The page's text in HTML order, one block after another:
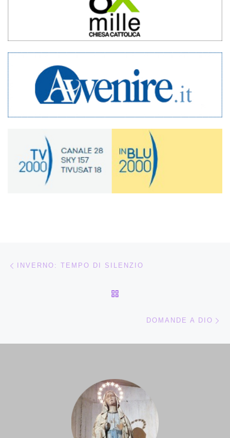
Navigazione articoli
INVERNO: TEMPO DI SILENZIO
DOMANDE A DIO